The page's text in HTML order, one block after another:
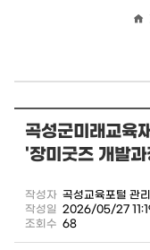
곡성군미래교육
'장미굿즈 개발
작성자 곡성교육포털 관
작성일 2026/05/27
조회수 68